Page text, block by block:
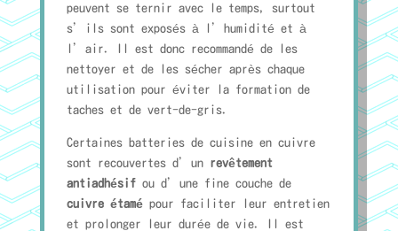
peuvent se ternir avec le temps, surtout
s’ils sont exposés à l’humidité et à
l’air. Il est donc recommandé de les
nettoyer et de les sécher après chaque
utilisation pour éviter la formation de
taches et de vert-de-gris.
Certaines batteries de cuisine en cuivre
sont recouvertes d’un revêtement
antiadhésifou d’une fine couche de
cuivre étamépour faciliter leur entretien
et prolonger leur durée de vie. Il est